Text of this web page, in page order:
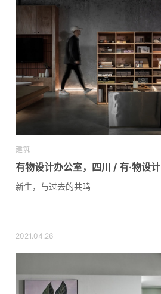
建筑
有物设计办公室，四川 / 有·物设计
新生，与过去的共鸣
2021.04.26